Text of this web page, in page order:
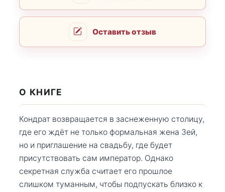
Оставить отзыв
О КНИГЕ
Кондрат возвращается в заснеженную столицу,
где его ждёт не только формальная жена Зей,
но и приглашение на свадьбу, где будет
присутствовать сам император. Однако
секретная служба считает его прошлое
слишком туманным, чтобы подпускать близко к